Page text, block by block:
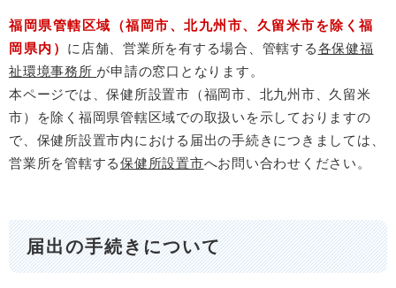
福岡県管轄区域（福岡市、北九州市、久留米市を除く福
岡県内） に店舗、営業所を有する場合、管轄する各保健福
祉環境事務所 が申請の窓口となります。
本ページでは、保健所設置市（福岡市、北九州市、久留米
市）を除く福岡県管轄区域での取扱いを示しておりますの
で、保健所設置市内における届出の手続きにつきましては、
営業所を管轄する保健所設置市へお問い合わせください。
届出の手続きについて